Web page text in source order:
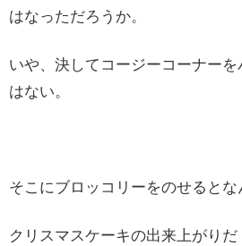
はなっただろうか。
いや、決してコージーコーナー
はない。
そこにブロッコリーをのせるとな
クリスマスケーキの出来上がりだ